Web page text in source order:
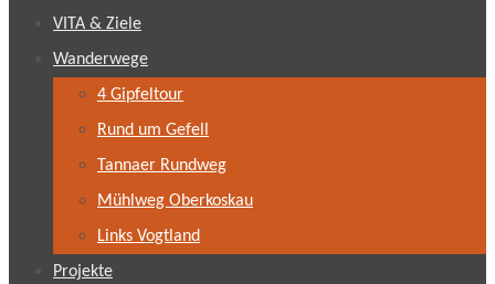
Inhalt
springen
VITA & Ziele
Wanderwege
4 Gipfeltour
Rund um Gefell
Tannaer Rundweg
Mühlweg Oberkoskau
Links Vogtland
Projekte